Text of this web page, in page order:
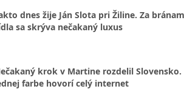
dnes žije Ján Slota pri Žiline. Za
sa skrýva nečakaný luxus
krok v Martine rozdelil Slovensko.
farbe hovorí celý internet